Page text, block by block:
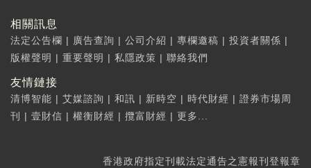
相關訊息
法定公告欄 | 廣告查詢 | 公司介紹 | 專欄邀稿 | 投資者關係 |
版權聲明 | 重要聲明 | 私隱政策 | 聯絡我們
友情鏈接
清博智能 | 艾媒諮詢 | 和訊 | 新時空 | 時代財經 | 證券市場周
刊
| 壹財信 | 權衡財經 | 攬富財經 | 更多...
香港政府指定刊載法定通告之憲報刊登報章